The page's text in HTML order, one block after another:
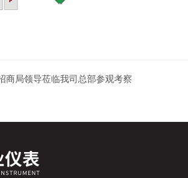
商局领导莅临我司总部参观考察